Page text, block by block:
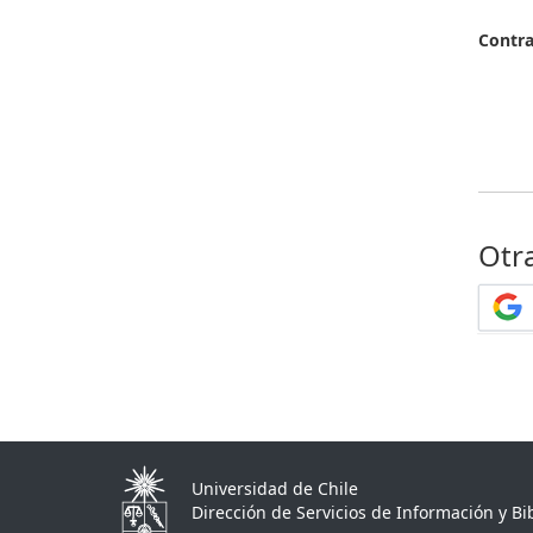
Universidad de Chile
Dirección de Servicios de Información y